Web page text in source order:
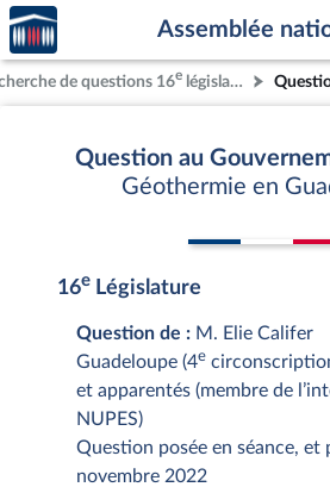
Aller au contenu
Aller en bas de la page
Accèder
à la
page
d'accueil
Assemblée
de questions 16e législature
Question au
Géothermie en
16e Législature
Question de : M. Elie Califer
Guadeloupe (4e
et apparentés (membre de
NUPES)
Question posée en séance, et
novembre 2022